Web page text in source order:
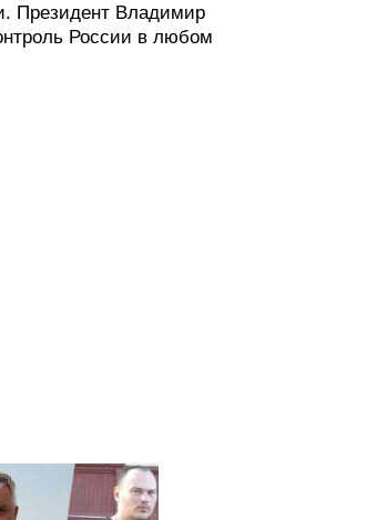
Президент Владимир
России в любом